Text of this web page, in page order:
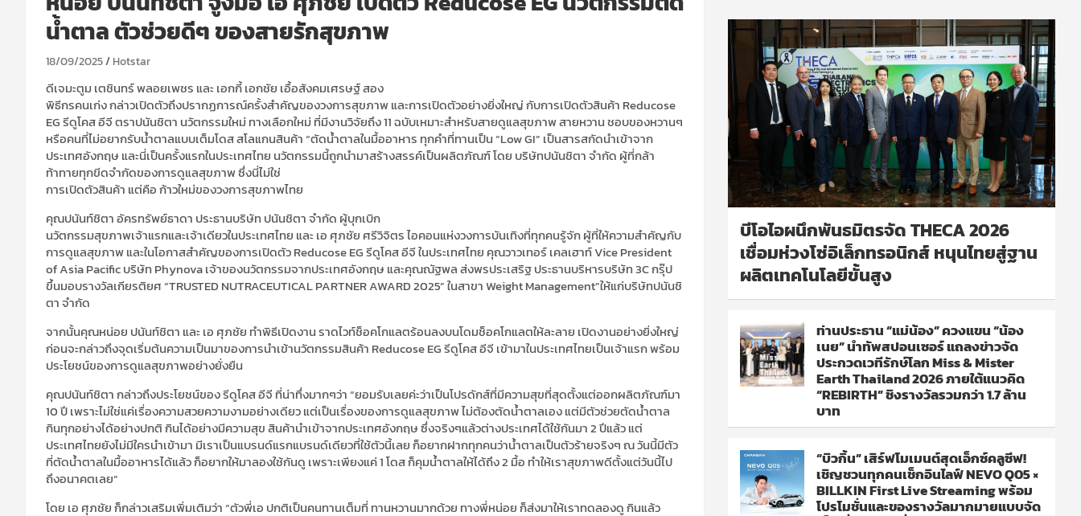
น้ำตาล ตัวช่วยดีๆ ของสายรักสุขภาพ
18/09/2025 Hotstar
ดีเจมะตูม เตชินทร์ พลอยเพชร และ เอกกี้ เอกชัย เอื้อสังคมเศรษฐ์ สอง
พิธีกรคนเก่ง กล่าวเปิดตัวถึงปรากฏการณ์ครั้งสำคัญของวงการสุขภาพ และการเปิดตัวอย่างยิ่งใหญ่ กับการเปิดตัวสินค้า Reducose
EG รีดูโคส อีจี ตราปนันชิตา นวัตกรรมใหม่ ทางเลือกใหม่ ที่มีงานวิจัยถึง 11 ฉบับเหมาะสำหรับสายดูแลสุขภาพ สายหวาน ชอบของหวานๆ
หรือคนที่ไม่อยากรับน้ำตาลแบบเต็มโดส สโลแกนสินค้า “ตัดน้ำตาลในมื้ออาหาร ทุกคำที่ทานเป็น “Low GI” เป็นสารสกัดนำเข้าจาก
ประเทศอังกฤษ และนี่เป็นครั้งแรกในประเทศไทย นวัตกรรมนี้ถูกนำมาสร้างสรรค์เป็นผลิตภัณฑ์ โดย บริษัทปนันชิตา จำกัด ผู้ที่กล้า
ท้าทายทุกขีดจำกัดของการดูแลสุขภาพ ซึ่งนี่ไม่ใช่
การเปิดตัวสินค้า แต่คือ ก้าวใหม่ของวงการสุขภาพไทย
คุณปนันท์ชิตา อัครทรัพย์ธาดา ประธานบริษัท ปนันชิตา จำกัด ผู้บุกเบิก
นวัตกรรมสุขภาพเจ้าแรกและเจ้าเดียวในประเทศไทย และ เอ ศุภชัย ศรีวิจิตร ไอคอนแห่งวงการบันเทิงที่ทุกคนรู้จัก ผู้ที่ให้ความสำคัญกับ
การดูแลสุขภาพ และในโอกาสสำคัญของการเปิดตัว Reducose EG รีดูโคส อีจี ในประเทศไทย คุณวาวเทอร์ เคลเฮาท์ Vice President
of Asia Pacific บริษัท Phynova เจ้าของนวัตกรรมจากประเทศอังกฤษ และคุณณัฐพล ส่งพรประเสริฐ ประธานบริหารบริษัท 3C กรุ๊ป
ขึ้นมอบรางวัลเกียรติยศ “TRUSTED NUTRACEUTICAL PARTNER AWARD 2025” ในสาขา Weight Management”ให้แก่บริษัทปนันชิ
ตา จำกัด
จากนั้นคุณหน่อย ปนันท์ชิตา และ เอ ศุภชัย ทำพิธีเปิดงาน ราดไวท์ช็อคโกแลตร้อนลงบนโดมช็อคโกแลตให้ละลาย เปิดงานอย่างยิ่งใหญ่
ก่อนจะกล่าวถึงจุดเริ่มต้นความเป็นมาของการนำเข้านวัตกรรมสินค้า Reducose EG รีดูโคส อีจี เข้ามาในประเทศไทยเป็นเจ้าแรก พร้อม
ประโยชน์ของการดูแลสุขภาพอย่างยั่งยืน
คุณปนันท์ชิตา กล่าวถึงประโยชน์ของ รีดูโคส อีจี ที่น่าทึ่งมากๆว่า “ยอมรับเลยค่ะว่าเป็นโปรดักส์ที่มีความสุขที่สุดตั้งแต่ออกผลิตภัณฑ์มา
10 ปี เพราะไม่ใช่แค่เรื่องความสวยความงามอย่างเดียว แต่เป็นเรื่องของการดูแลสุขภาพ ไม่ต้องตัดน้ำตาลเอง แต่มีตัวช่วยตัดน้ำตาล
กินทุกอย่างได้อย่างปกติ กินได้อย่างมีความสุข สินค้านำเข้าจากประเทศอังกฤษ ซึ่งจริงๆแล้วต่างประเทศได้ใช้กันมา 2 ปีแล้ว แต่
ประเทศไทยยังไม่มีใครนำเข้ามา มีเราเป็นแบรนด์แรกแบรนด์เดียวที่ใช้ตัวนี้เลย ก็อยากฝากทุกคนว่าน้ำตาลเป็นตัวร้ายจริงๆ ณ วันนี้มีตัว
ที่ตัดน้ำตาลในมื้ออาหารได้แล้ว ก็อยากให้มาลองใช้กันดู เพราะเพียงแค่ 1 โดส ก็คุมน้ำตาลให้ได้ถึง 2 มื้อ ทำให้เราสุขภาพดีตั้งแต่วันนี้ไป
ถึงอนาคตเลย”
โดย เอ ศุภชัย ก็กล่าวเสริมเพิ่มเติมว่า “ตัวพี่เอ ปกติเป็นคนทานเต็มที่ ทานหวานมากด้วย ทางพี่หน่อย ก็ส่งมาให้เราทดลองดู กินแล้ว
บีโอไอผนึกพันธมิตรจัด THECA 2026
เชื่อมห่วงโซ่อิเล็กทรอนิกส์ หนุนไทยสู่ฐาน
ผลิตเทคโนโลยีขั้นสูง
ท่านประธาน “แม่น้อง” ควงแขน “น้อง
เนย” นำทัพสปอนเซอร์ แถลงข่าวจัด
ประกวดเวทีรักษ์โลก Miss & Mister
Earth Thailand 2026 ภายใต้แนวคิด
“REBIRTH” ชิงรางวัลรวมกว่า 1.7 ล้าน
บาท
“บิวกิ้น” เสิร์ฟโมเมนต์สุดเอ็กซ์คลูซีฟ!
เชิญชวนทุกคนเช็กอินไลฟ์ NEVO Q05 ×
BILLKIN First Live Streaming พร้อม
โปรโมชั่นและของรางวัลมากมายแบบจัด